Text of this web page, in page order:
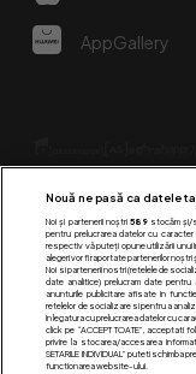
AppGallery
Nouă ne pasă ca datele
Noi și partenerii noștri 589stocăm și/
pentru prelucrarea datelor cu
respectiv vă puteți opune utilizării unui
alegeri vor fi raportate partenerilor noștri
Noi si partenerii nostri (retelele de
date analitice) prelucram date
anunturile publicitare afisate in
retelelor de socializare si pentru a
in legatura cu prelucrarea datelor cu
click pe “ACCEPT TOATE”, acceptati
privire la stocarea/accesarea
SETARILE INDIVIDUAL” puteti
functionarea website-ului.